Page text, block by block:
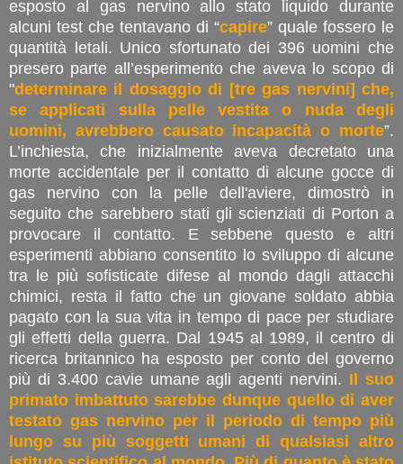
esposto al gas nervino allo stato liquido durante
alcuni test che tentavano di “capire” quale fossero le
quantità letali. Unico sfortunato dei 396 uomini che
presero parte all’esperimento che aveva lo scopo di
"determinare il dosaggio di [tre gas nervini] che,
se applicati sulla pelle vestita o nuda degli
uomini, avrebbero causato incapacità o morte”.
L’inchiesta, che inizialmente aveva decretato una
morte accidentale per il contatto di alcune gocce di
gas nervino con la pelle dell'aviere, dimostrò in
seguito che sarebbero stati gli scienziati di Porton a
provocare il contatto. E sebbene questo e altri
esperimenti abbiano consentito lo sviluppo di alcune
tra le più sofisticate difese al mondo dagli attacchi
chimici, resta il fatto che un giovane soldato abbia
pagato con la sua vita in tempo di pace per studiare
gli effetti della guerra. Dal 1945 al 1989, il centro di
ricerca britannico ha esposto per conto del governo
più di 3.400 cavie umane agli agenti nervini. Il suo
primato imbattuto sarebbe dunque quello di aver
testato gas nervino per il periodo di tempo più
lungo su più soggetti umani di qualsiasi altro